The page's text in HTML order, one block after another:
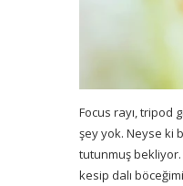
Focus rayı, tripod
şey yok. Neyse ki
tutunmuş
kesip dalı